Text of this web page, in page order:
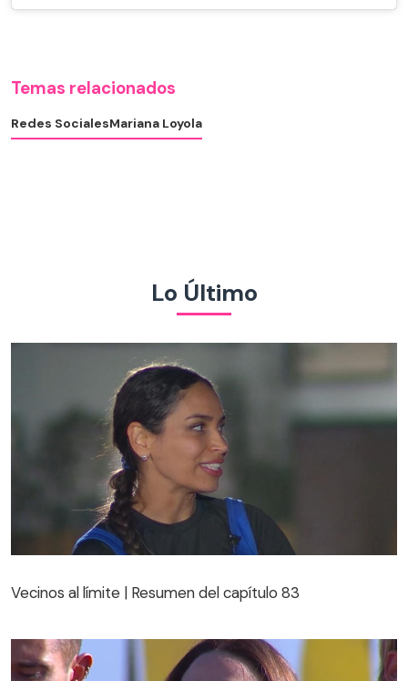
Temas relacionados
Redes SocialesMariana Loyola
Lo Último
Vecinos al límite | Resumen del capítulo 83